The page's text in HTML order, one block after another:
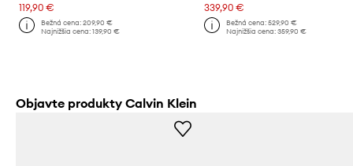
119,90 €
Bežná cena:209,90 €
Najnižšia cena:139,90 €
339,90 €
Bežná cena: 529,90 €
Najnižšia cena: 359,90 €
Objavte produkty Calvin Klein